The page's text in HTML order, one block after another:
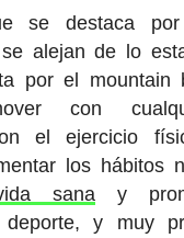
se destaca
alejan de lo
por el mountain
con
el ejercicio
los hábitos
sana y
deporte, y muy